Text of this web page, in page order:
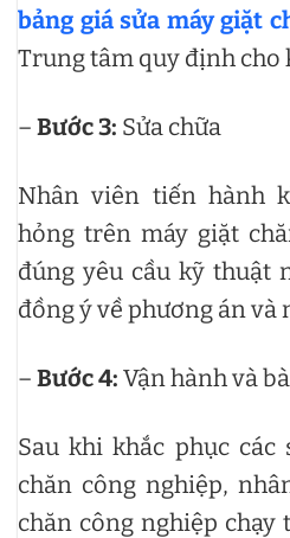
bảng giá sửa máy giặt
Trung tâm quy định cho
– Bước 3: Sửa chữa
Nhân viên tiến hành
hỏng trên máy giặt
đúng yêu cầu kỹ thuật
đồng ý về phương án và
– Bước 4: Vận hành và
Sau khi khắc phục
chăn công nghiệp,
chăn công nghiệp chạy